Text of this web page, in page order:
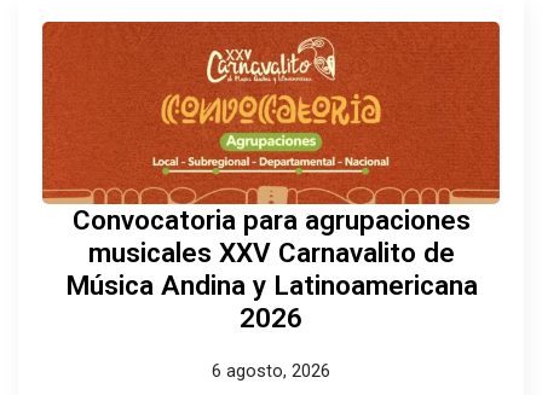
Convocatoria para agrupaciones
musicales XXV Carnavalito de
Música Andina y Latinoamericana
2026
6 agosto, 2026